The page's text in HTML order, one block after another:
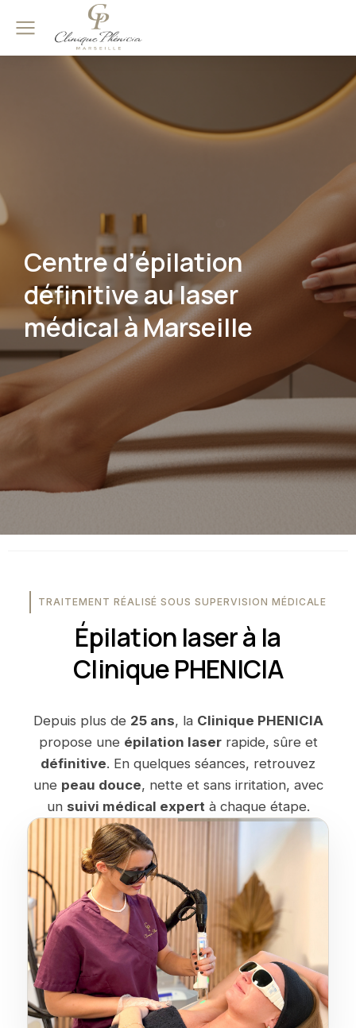
Centre d’épilation
définitive au laser
médical à Marseille
TRAITEMENT RÉALISÉ SOUS SUPERVISION MÉDICALE
Épilation laser à la
Clinique PHENICIA
Depuis plus de 25 ans, la Clinique PHENICIA
propose une épilation laserrapide, sûre et
définitive. En quelques séances, retrouvez
une peau douce, nette et sans irritation, avec
un suivi médical expert à chaque étape.